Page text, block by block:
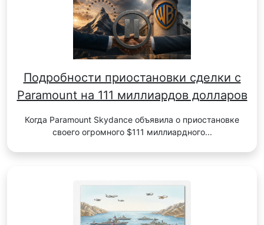
Подробности приостановки сделки c
Paramount на 111 миллиардов долларов
Когда Paramount Skydance объявила о приостановке
своего огромного $111 миллиардного...